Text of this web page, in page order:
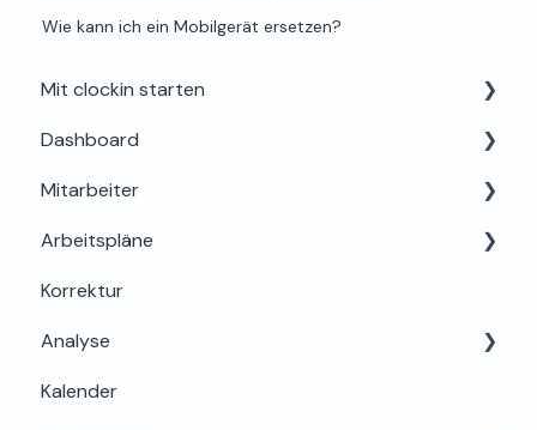
Wie kann ich ein Mobilgerät ersetzen?
Mit clockin starten
Einrichtung für Admins
Alles rund um Testphase, Buchung & Lizenzen
Support & Hilfe
Dashboard
Dein Profil
Mitarbeiter
Mein Bereich
Abwesenheiten
Berechtigungen & Einstellungen
Onboarding & Stammdaten
Arbeitspläne
Grundlagen & Einrichtung
Arbeitszeitregeln & Details
Zuweisung & Bearbeitung
Korrektur
Analyse
Auswertung
Kalender